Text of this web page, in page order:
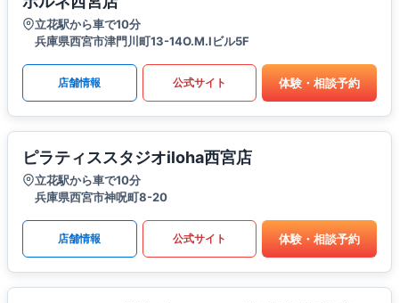
立花駅から車で10分
兵庫県西宮市津門川町13-14O.M.Iビル5F
店舗情報 公式サイト 体験・相談予約
ピラティススタジオiloha西宮店
立花駅から車で10分
兵庫県西宮市神呪町8-20
店舗情報 公式サイト 体験・相談予約